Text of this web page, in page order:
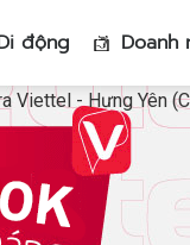
động Doanh
Viettel - Hưng Yên